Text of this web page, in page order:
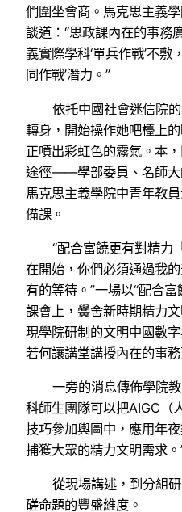
們圍坐會商。馬克思主義
談道：“思政課內在的事務
義實際學科‘單兵作戰’不敷
同作戰’潛力。”
依托中國社會迷信院
轉身，開始操作她吧檯上
正噴出彩虹色的霧氣。本
途徑——學部委員、名師大
馬克思主義學院中青年教
備課。
“配合富饒更有對精力
在開始，你們必須通過我
有的等待。”一場以“配合
課會上，黌舍新時期精力
現學院研制的文明中國數
若何讓講堂講授內在的事務
一旁的消息傳佈學院
科師生團隊可以把AIGC（
技巧參加輿圖中，應用年
捕獲大眾的精力文明需求。
從現場講述，到分組
磋命題的豐盛維度。